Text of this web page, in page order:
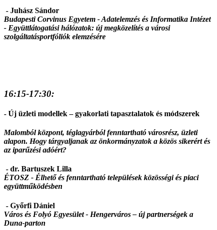
- Juhász Sándor
Budapesti Corvinus Egyetem - Adatelemzés és Informatika Intézet
- Együttlátogatási hálózatok: új megközelítés a városi
szolgáltatásportfóliók elemzésére
16:15-17:30:
- Új üzleti modellek – gyakorlati tapasztalatok és módszerek
Malomból központ, téglagyárból fenntartható városrész, üzleti
alapon. Hogy tárgyaljanak az önkormányzatok a közös sikerért és
az iparűzési adóért?
- dr. Bartuszek Lilla
ÉTOSZ - Élhető és fenntartható települések közösségi és piaci
együttműködésben
- Győrfi Dániel
Város és Folyó Egyesület - Hengerváros – új partnerségek a
Duna-parton